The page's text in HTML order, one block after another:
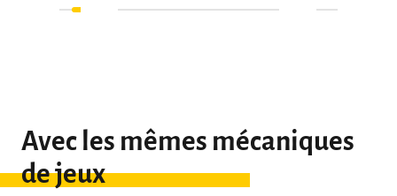
Avec les mêmes mécaniques
de jeux